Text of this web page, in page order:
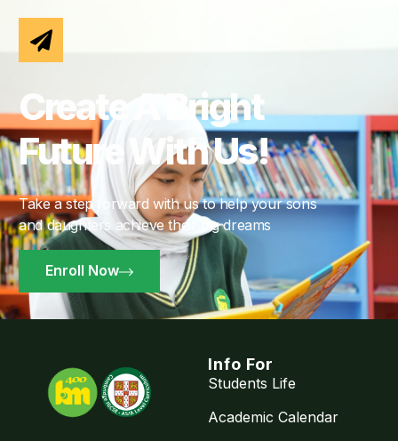
Create A Bright
Future With Us!
Take a step forward with us to help your sons
and daughters achieve their big dreams
Enroll Now
Info For
Students Life
Academic Calendar